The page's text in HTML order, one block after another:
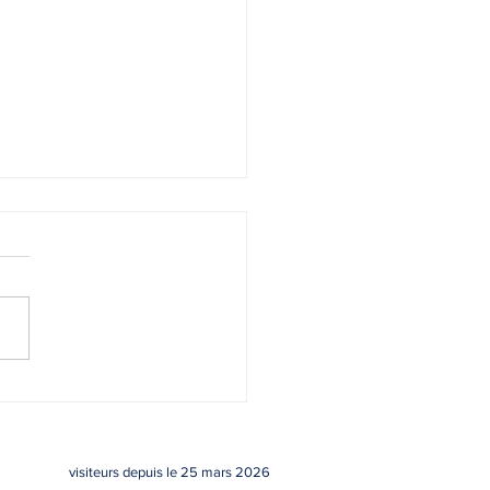
visiteurs depuis le 25 mars 2026